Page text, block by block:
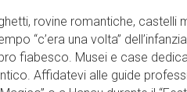
rovine romantiche, castelli
“c’era una volta”
fiabesco. Musei e case
Affidatevi alle guide